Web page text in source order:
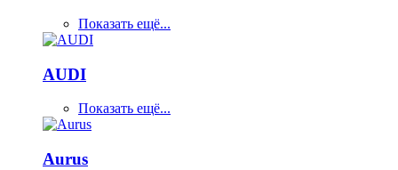
Показать ещё...
AUDI
Показать ещё...
Aurus